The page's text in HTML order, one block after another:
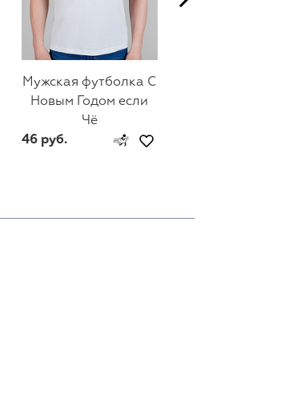
Мужская футболка С
Новым Годом если
Чё
46 руб.